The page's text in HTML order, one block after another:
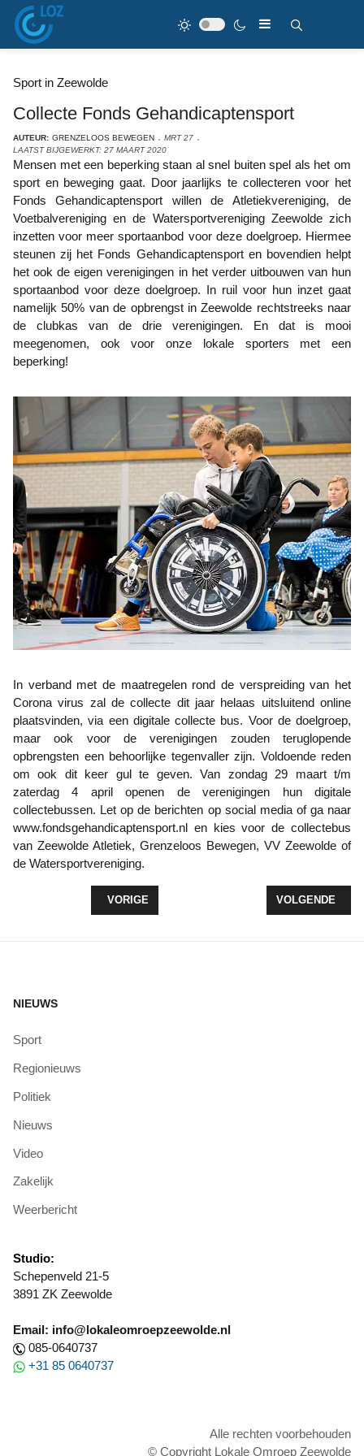
Sport in Zeewolde
Collecte Fonds Gehandicaptensport
AUTEUR: GRENZELOOS BEWEGEN
MRT 27
LAATST BIJGEWERKT: 27 MAART 2020
Mensen met een beperking staan al snel buiten spel als het om
sport en beweging gaat. Door jaarlijks te collecteren voor het
Fonds Gehandicaptensport willen de Atletiekvereniging, de
Voetbalvereniging en de Watersportvereniging Zeewolde zich
inzetten voor meer sportaanbod voor deze doelgroep. Hiermee
steunen zij het Fonds Gehandicaptensport en bovendien helpt
het ook de eigen verenigingen in het verder uitbouwen van hun
sportaanbod voor deze doelgroep. In ruil voor hun inzet gaat
namelijk 50% van de opbrengst in Zeewolde rechtstreeks naar
de clubkas van de drie verenigingen. En dat is mooi
meegenomen, ook voor onze lokale sporters met een
beperking!
In verband met de maatregelen rond de verspreiding van het
Corona virus zal de collecte dit jaar helaas uitsluitend online
plaatsvinden, via een digitale collecte bus. Voor de doelgroep,
maar ook voor de verenigingen zouden teruglopende
opbrengsten een behoorlijke tegenvaller zijn. Voldoende reden
om ook dit keer gul te geven. Van zondag 29 maart t/m
zaterdag 4 april openen de verenigingen hun digitale
collectebussen. Let op de berichten op social media of ga naar
www.fondsgehandicaptensport.nl en kies voor de collectebus
van Zeewolde Atletiek, Grenzeloos Bewegen, VV Zeewolde of
de Watersportvereniging.
VORIG ARTIKEL: LOOPCOACHING OP AFSTAND
VORIGE VOLGENDE
VOLGENDE
NIEUWS
Sport
Regionieuws
Politiek
Nieuws
Video
Zakelijk
Weerbericht
Studio:
Schepenveld 21-5
3891 ZK Zeewolde
Email: info@lokaleomroepzeewolde.nl
085-0640737
+31 85 0640737
Alle rechten voorbehouden
© Copyright Lokale Omroep Zeewolde